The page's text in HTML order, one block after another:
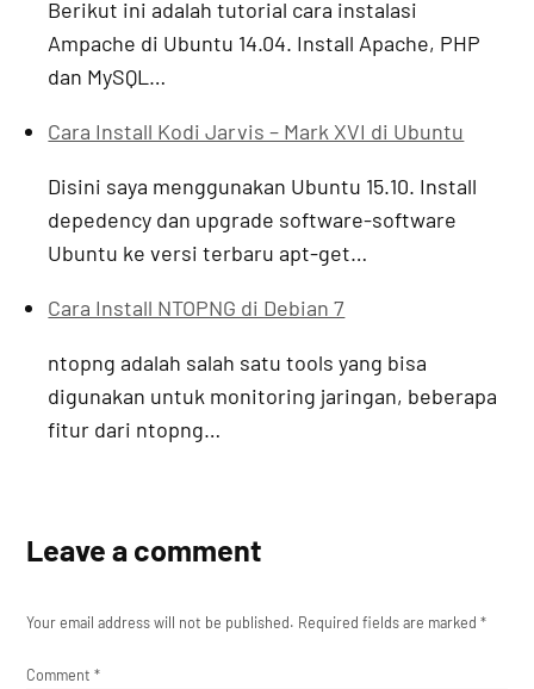
Berikut ini adalah tutorial cara instalasi
Ampache di Ubuntu 14.04. Install Apache, PHP
dan MySQL…
Cara Install Kodi Jarvis – Mark XVI di Ubuntu
Disini saya menggunakan Ubuntu 15.10. Install
depedency dan upgrade software-software
Ubuntu ke versi terbaru apt-get…
Cara Install NTOPNG di Debian 7
ntopng adalah salah satu tools yang bisa
digunakan untuk monitoring jaringan, beberapa
fitur dari ntopng…
Leave a comment
Your email address will not be published. Required fields are marked*
Comment*